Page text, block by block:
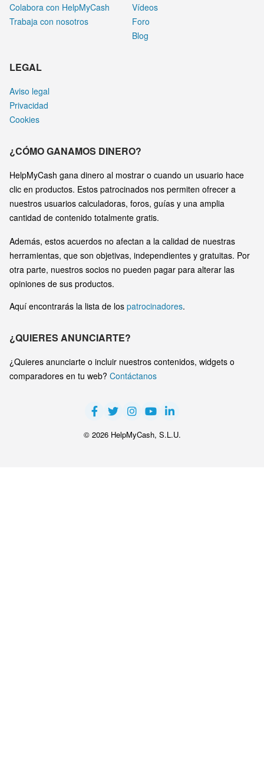
Colabora con HelpMyCash
Trabaja con nosotros
Vídeos
Foro
Blog
LEGAL
Aviso legal
Privacidad
Cookies
¿CÓMO GANAMOS DINERO?
HelpMyCash gana dinero al mostrar o cuando un usuario hace
clic en productos. Estos patrocinados nos permiten ofrecer a
nuestros usuarios calculadoras, foros, guías y una amplia
cantidad de contenido totalmente gratis.
Además, estos acuerdos no afectan a la calidad de nuestras
herramientas, que son objetivas, independientes y gratuitas. Por
otra parte, nuestros socios no pueden pagar para alterar las
opiniones de sus productos.
Aquí encontrarás la lista de los patrocinadores.
¿QUIERES ANUNCIARTE?
¿Quieres anunciarte o incluir nuestros contenidos, widgets o
comparadores en tu web? Contáctanos
© 2026 HelpMyCash, S.L.U.